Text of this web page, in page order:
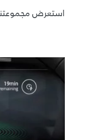
استعرض مجموعتنا